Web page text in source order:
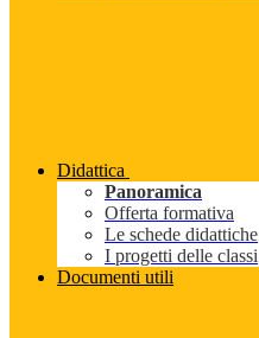
Didattica
Panoramica
Offerta formativa
Le schede didattiche
I progetti delle classi
Documenti utili